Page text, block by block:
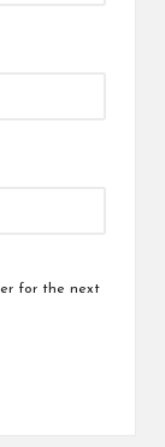
for the next